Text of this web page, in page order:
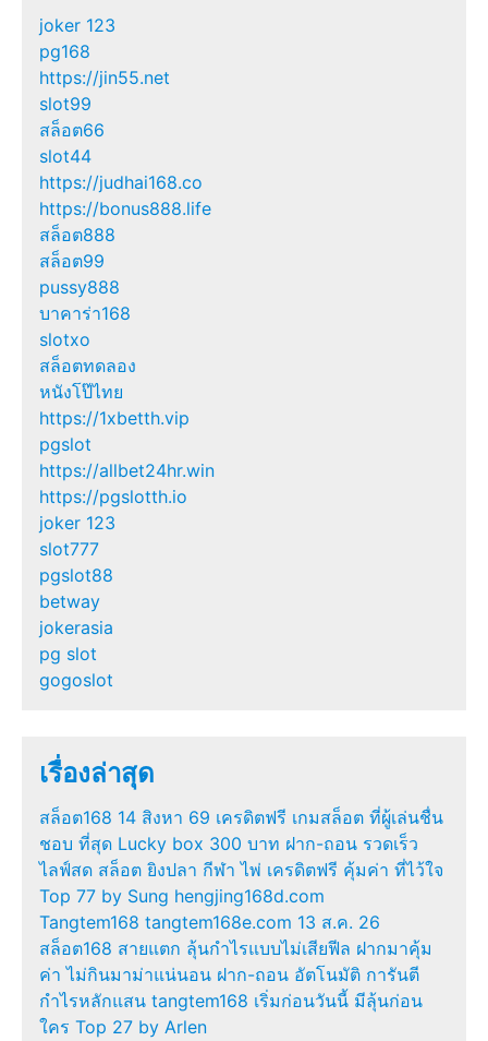
joker 123
pg168
https://jin55.net
slot99
สล็อต66
slot44
https://judhai168.co
https://bonus888.life
สล็อต888
สล็อต99
pussy888
บาคาร่า168
slotxo
สล็อตทดลอง
หนังโป๊ไทย
https://1xbetth.vip
pgslot
https://allbet24hr.win
https://pgslotth.io
joker 123
slot777
pgslot88
betway
jokerasia
pg slot
gogoslot
เรื่องล่าสุด
สล็อต168 14 สิงหา 69 เครดิตฟรี เกมสล็อต ที่ผู้เล่นชื่น
ชอบ ที่สุด Lucky box 300 บาท ฝาก-ถอน รวดเร็ว
ไลฟ์สด สล็อต ยิงปลา กีฬา ไพ่ เครดิตฟรี คุ้มค่า ที่ไว้ใจ
Top 77 by Sung hengjing168d.com
Tangtem168 tangtem168e.com 13 ส.ค. 26
สล็อต168 สายแตก ลุ้นกำไรแบบไม่เสียฟีล ฝากมาคุ้ม
ค่า ไม่กินมาม่าแน่นอน ฝาก-ถอน อัตโนมัติ การันตี
กำไรหลักแสน tangtem168 เริ่มก่อนวันนี้ มีลุ้นก่อน
ใคร Top 27 by Arlen